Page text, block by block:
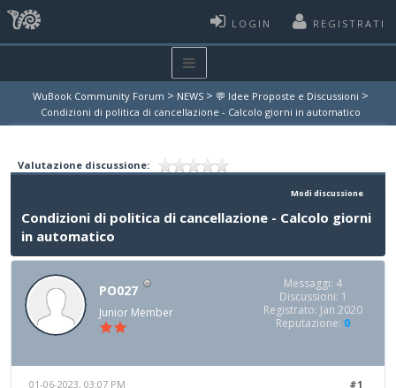
LOGIN REGISTRATI
WuBook Community Forum > NEWS > 💬 Idee Proposte e Discussioni >
Condizioni di politica di cancellazione - Calcolo giorni in automatico
Valutazione discussione:
Modi discussione
Condizioni di politica di cancellazione - Calcolo giorni
in automatico
PO027
Junior Member
Messaggi: 4
Discussioni: 1
Registrato: Jan 2020
Reputazione: 0
#1
01-06-2023, 03:07 PM